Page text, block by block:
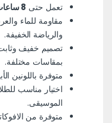
تعمل حتى 8 ساعات
مقاومة للماء
والرياضة الخفيفة.
تصميم خفيف
بمقاسات مختلفة.
متوفرة باللونين
اختيار مناسب
الموسيقى.
متوفرة من